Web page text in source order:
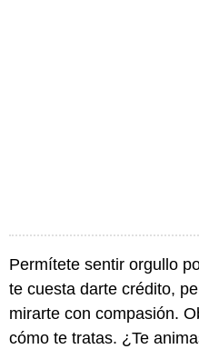
Permítete sentir orgullo
te cuesta darte crédito,
mirarte con compasión.
cómo te tratas. ¿Te